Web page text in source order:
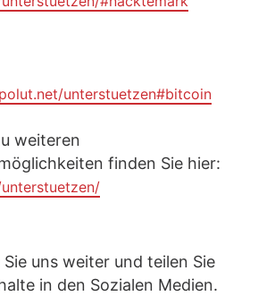
unterstuetzen#bitcoin
weiteren
finden Sie hier:
uns weiter und teilen Sie
in den Sozialen Medien.